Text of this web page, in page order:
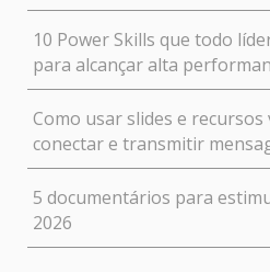
10 Power Skills que todo
para alcançar alta
Como usar slides e
conectar e transmitir
5 documentários para
2026